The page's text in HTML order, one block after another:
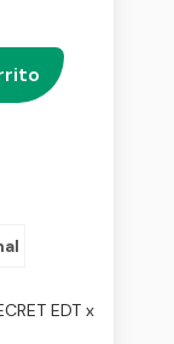
EDT x